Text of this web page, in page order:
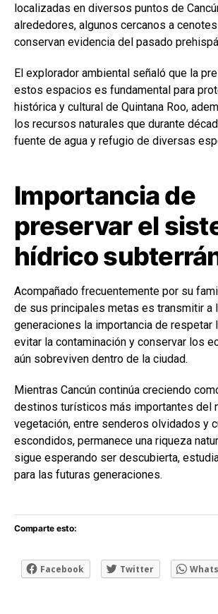
localizadas en diversos puntos de
alrededores, algunos cercanos a
conservan evidencia del pasado
El explorador ambiental señaló que la
estos espacios es fundamental para
histórica y cultural de Quintana Roo,
los recursos naturales que durante
fuente de agua y refugio de diversas
Importancia de
preservar el
hídrico
Acompañado frecuentemente por su
de sus principales metas es transmitir a
generaciones la importancia de respetar
evitar la contaminación y conservar los
aún sobreviven dentro de la ciudad.
Mientras Cancún continúa creciendo
destinos turísticos más importantes del
vegetación, entre senderos olvidados y
escondidos, permanece una riqueza
sigue esperando ser descubierta,
para las futuras generaciones.
Comparte esto:
Facebook Twitter